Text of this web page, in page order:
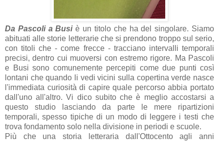
Da Pascoli a Busiè un titolo che ha del singolare. Siamo
abituati alle storie letterarie che si prendono troppo sul serio,
con titoli che - come frecce - tracciano intervalli temporali
precisi, dentro cui muoversi con estremo rigore. Ma Pascoli
e Busi sono comunemente percepiti come due punti così
lontani che quando li vedi vicini sulla copertina verde nasce
l'immediata curiosità di capire quale percorso abbia portato
dall'uno all'altro. Vi dico subito che è meglio accostarsi a
questo studio lasciando da parte le mere ripartizioni
temporali, spesso tipiche di un modo di leggere i testi che
trova fondamento solo nella divisione in periodi e scuole.
Più che una storia letteraria dall'Ottocento agli anni